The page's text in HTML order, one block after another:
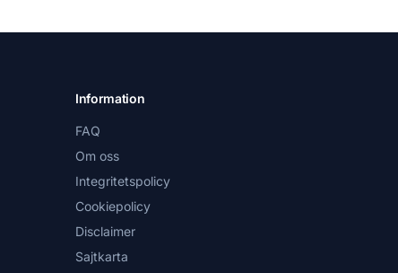
Information
FAQ
Om oss
Integritetspolicy
Cookiepolicy
Disclaimer
Sajtkarta